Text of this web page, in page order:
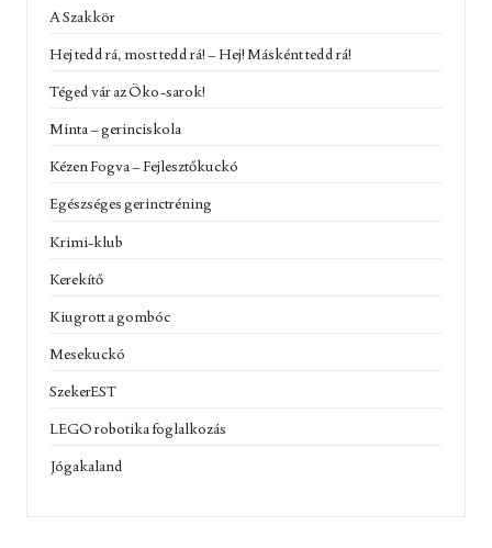
A Szakkör
Hej tedd rá, most tedd rá! – Hej! Másként tedd rá!
Téged vár az Öko-sarok!
Minta – gerinciskola
Kézen Fogva – Fejlesztőkuckó
Egészséges gerinctréning
Krimi-klub
Kerekítő
Kiugrott a gombóc
Mesekuckó
SzekerEST
LEGO robotika foglalkozás
Jógakaland